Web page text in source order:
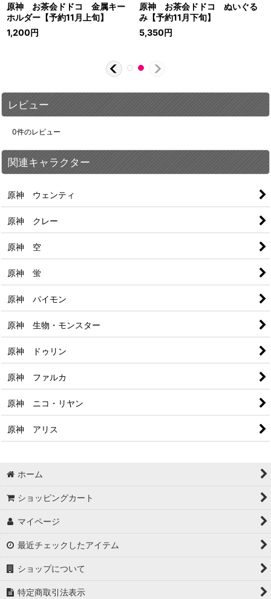
原神 お茶会ドドコ 金属キー
ホルダー【予約11月上旬】
1,200円
原神 お茶会ドドコ ぬいぐる
み【予約11月下旬】
5,350円
レビュー
0件のレビュー
関連キャラクター
原神 ウェンティ
原神 クレー
原神 空
原神 蛍
原神 パイモン
原神 生物・モンスター
原神 ドゥリン
原神 ファルカ
原神 ニコ・リヤン
原神 アリス
ホーム
ショッピングカート
マイページ
最近チェックしたアイテム
ショップについて
特定商取引法表示